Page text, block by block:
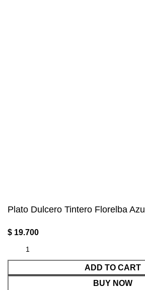
Plato Dulcero Tintero Florelba Azul
$ 19.700
ADD TO CART
BUY NOW